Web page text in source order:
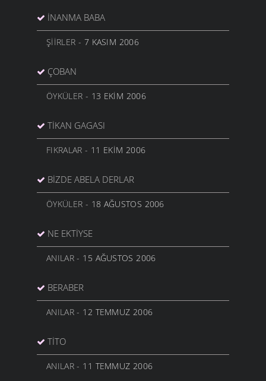
İNANMA BABA
ŞIIRLER - 7 KASIM 2006
ÇOBAN
ÖYKÜLER - 13 EKIM 2006
TIKAN GAGASI
FIKRALAR - 11 EKIM 2006
BIZDE ABELA DERLAR
ÖYKÜLER - 18 AĞUSTOS 2006
NE EKTIYSE
ANILAR- 15 AĞUSTOS 2006
BERABER
ANILAR- 12 TEMMUZ 2006
TİTO
ANILAR- 11 TEMMUZ 2006